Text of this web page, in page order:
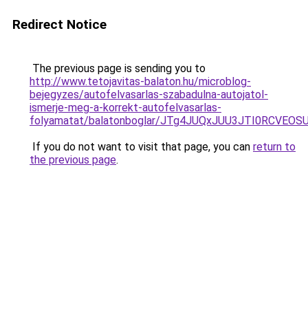
Redirect Notice
The previous page is sending you to
http://www.tetojavitas-balaton.hu/microblog-
bejegyzes/autofelvasarlas-szabadulna-autojatol-
ismerje-meg-a-korrekt-autofelvasarlas-
folyamatat/balatonboglar/
If you do not want to visit that page, you can return to
the previous page.